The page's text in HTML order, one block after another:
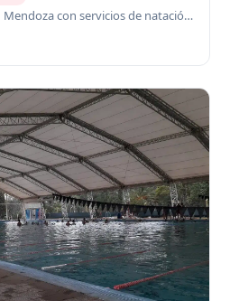
Instalación acuática en Mendoza con servicios de natación para todas las edades.